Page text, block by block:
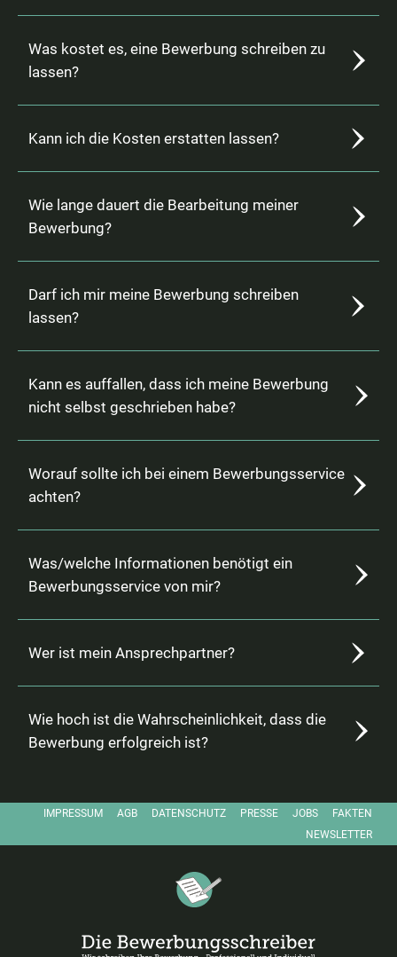
Was kostet es, eine Bewerbung schreiben zu
lassen?
Kann ich die Kosten erstatten lassen?
Wie lange dauert die Bearbeitung meiner
Bewerbung?
Darf ich mir meine Bewerbung schreiben
lassen?
Kann es auffallen, dass ich meine Bewerbung
nicht selbst geschrieben habe?
Worauf sollte ich bei einem Bewerbungsservice
achten?
Was/welche Informationen benötigt ein
Bewerbungsservice von mir?
Wer ist mein Ansprechpartner?
Wie hoch ist die Wahrscheinlichkeit, dass die
Bewerbung erfolgreich ist?
FACEBOOK
IMPRESSUM AGB DATENSCHUTZ PRESSE JOBS
FAKTEN
NEWSLETTER
Die Bewerbungsschreiber – Startseite